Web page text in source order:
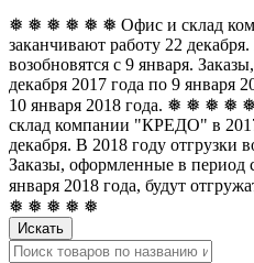
❅ ❅ ❅ ❅ ❅ ❅ Офис и склад
заканчивают работу 22
возобновятся с 9 января.
декабря 2017 года по 9 января
10 января 2018 года. ❅ ❅ ❅ ❅
склад компании "КРЕДО" в
декабря. В 2018 году отгрузки
Заказы, оформленные в период
января 2018 года, будут
❅ ❅ ❅ ❅ ❅
Искать